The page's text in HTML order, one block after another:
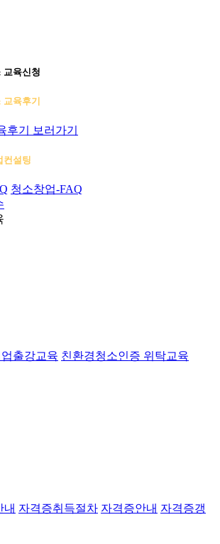
교육신청
교육후기
후기 보러가기
컨설팅
청소창업-FAQ
출강교육 친환경청소인증 위탁교육
내 자격증취득절차 자격증안내 자격증갱